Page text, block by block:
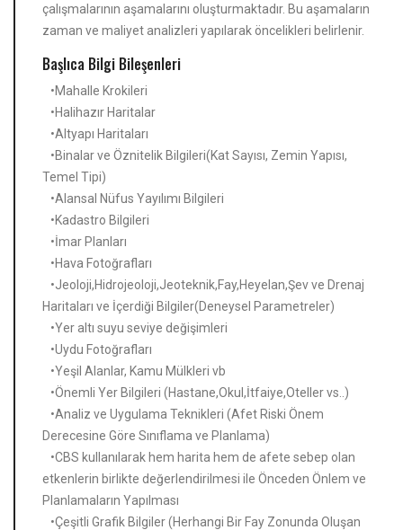
çalışmalarının aşamalarını oluşturmaktadır. Bu aşamaların
zaman ve maliyet analizleri yapılarak öncelikleri belirlenir.
Başlıca Bilgi Bileşenleri
•Mahalle Krokileri
•Halihazır Haritalar
•Altyapı Haritaları
•Binalar ve Öznitelik Bilgileri(Kat Sayısı, Zemin Yapısı,
Temel Tipi)
•Alansal Nüfus Yayılımı Bilgileri
•Kadastro Bilgileri
•İmar Planları
•Hava Fotoğrafları
•Jeoloji,Hidrojeoloji,Jeoteknik,Fay,Heyelan,Şev ve Drenaj
Haritaları ve İçerdiği Bilgiler(Deneysel Parametreler)
•Yer altı suyu seviye değişimleri
•Uydu Fotoğrafları
•Yeşil Alanlar, Kamu Mülkleri vb
•Önemli Yer Bilgileri (Hastane,Okul,İtfaiye,Oteller vs..)
•Analiz ve Uygulama Teknikleri (Afet Riski Önem
Derecesine Göre Sınıflama ve Planlama)
•CBS kullanılarak hem harita hem de afete sebep olan
etkenlerin birlikte değerlendirilmesi ile Önceden Önlem ve
Planlamaların Yapılması
•Çeşitli Grafik Bilgiler (Herhangi Bir Fay Zonunda Oluşan